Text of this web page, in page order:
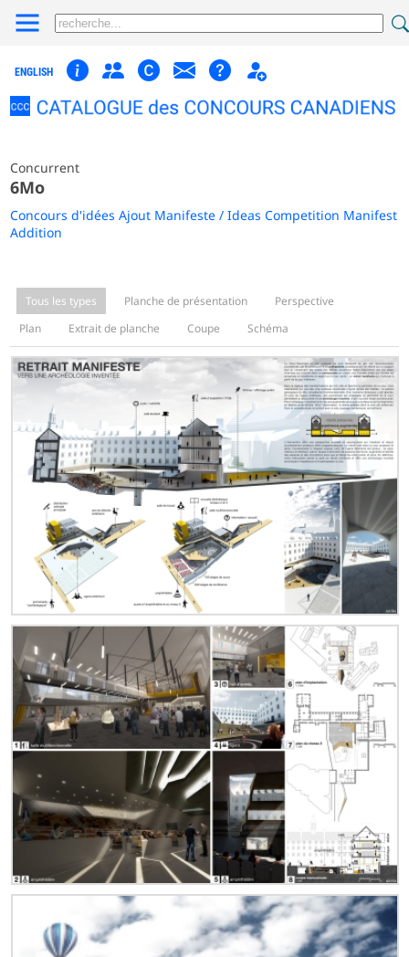
ENGLISH
Concurrent
6Mo
Concours d'idées Ajout Manifeste / Ideas Competition Manifest
Addition
Tous les types Planche de présentation
Perspective
Plan
Extrait de planche Coupe Schéma